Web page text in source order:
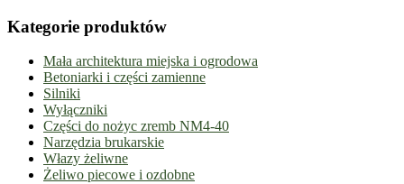
Kategorie produktów
Mała architektura miejska i ogrodowa
Betoniarki i części zamienne
Silniki
Wyłączniki
Części do nożyc zremb NM4-40
Narzędzia brukarskie
Włazy żeliwne
Żeliwo piecowe i ozdobne